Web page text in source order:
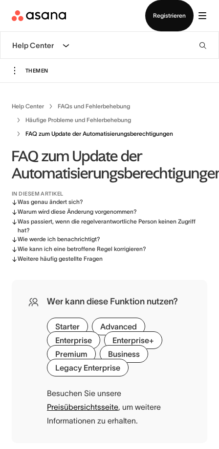
Registrieren
App herunterladen
Help Center
THEMEN
Help Center FAQs und Fehlerbehebung
Häufige Probleme und Fehlerbehebung
FAQ zum Update der Automatisierungsberechtigungen
FAQ zum Update der
IN DIESEM ARTIKEL
Was genau ändert sich?
Warum wird diese Änderung vorgenommen?
Was passiert, wenn die regelverantwortliche Person keinen Zugriff
hat?
Wie werde ich benachrichtigt?
Wie kann ich eine betroffene Regel korrigieren?
Weitere häufig gestellte Fragen
Wer kann diese Funktion nutzen?
Starter
Advanced
Enterprise
Enterprise+
Premium
Business
Legacy Enterprise
Besuchen Sie unsere
Preisübersichtsseite, um weitere
Informationen zu erhalten.